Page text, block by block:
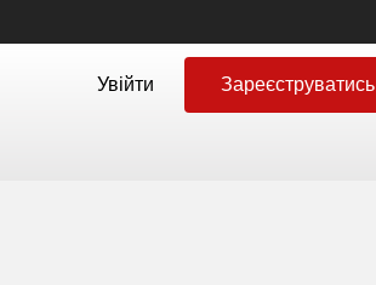
Увійти Зареєструватись